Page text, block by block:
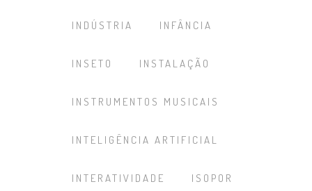
INDÚSTRIA INFÂNCIA
INSETO INSTALAÇÃO
INSTRUMENTOS MUSICAIS
INTELIGÊNCIA ARTIFICIAL
INTERATIVIDADE ISOPOR